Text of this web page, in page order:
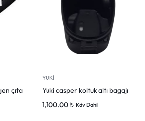
çıta
YUKİ
Yuki casper koltuk altı bagajı
1,100.00₺ Kdv Dahil